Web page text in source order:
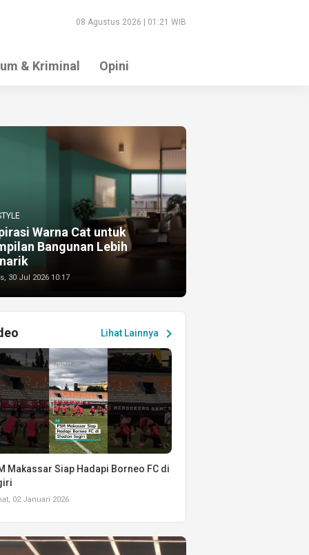
08 Agustus 2026 | 01:21 WIB
& Kriminal Opini
Warna Cat untuk
Bangunan Lebih
30 Jul 2026 10:17
Lihat Lainnya chevron_right
Makassar Siap Hadapi Borneo FC di
02 Januari 2026